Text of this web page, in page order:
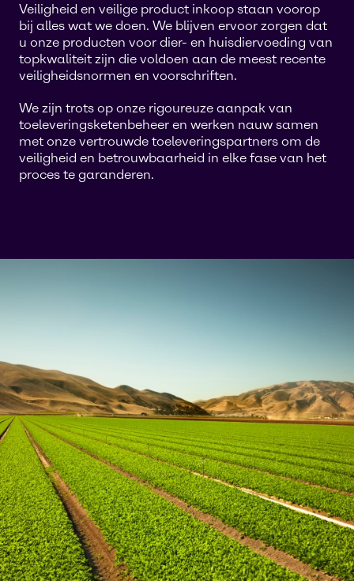
Veiligheid en veilige product inkoop staan voorop
bij alles wat we doen. We blijven ervoor zorgen dat
u onze producten voor dier- en huisdiervoeding van
topkwaliteit zijn die voldoen aan de meest recente
veiligheidsnormen en voorschriften.
We zijn trots op onze rigoureuze aanpak van
toeleveringsketenbeheer en werken nauw samen
met onze vertrouwde toeleveringspartners om de
veiligheid en betrouwbaarheid in elke fase van het
proces te garanderen.